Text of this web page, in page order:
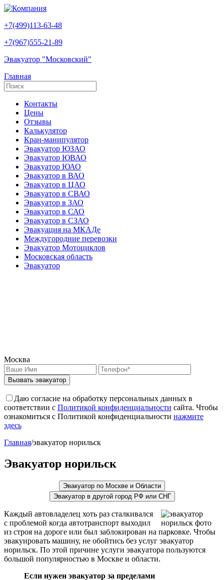
+7(499)113-63-48
+7(967)555-21-89
Эвакуатор "Московский"
Главная
Контакты
Цены
Отзывы
Калькулятор
Кран-манипулятор
Эвакуатор ЮЗАО
Эвакуатор ЮВАО
Эвакуатор ЮАО
Эвакуатор в ВАО
Эвакуатор в ЦАО
Эвакуатор в СВАО
Эвакуатор в ЗАО
Эвакуатор в САО
Эвакуатор в СЗАО
Эвакуация на МКАДе
Междугородние перевозки
Эвакуатор Мотоциклов
Московская область
Эвакуатор
Москва
Вызвать эвакуатор
Даю согласие на обработку персональных данных в
соответствии с Политикой конфиденциальности сайта. Чтобы
ознакомиться с Политикой конфиденциальности нажмите
здесь
Главная/эвакуатор норильск
Эвакуатор норильск
Эвакуатор по Москве и Области
Эвакуатор в другой город РФ или СНГ
Каждый автовладелец хоть раз сталкивался
с проблемой когда автотранспорт выходил
из строя на дороге или был заблокирован на парковке. Чтобы
эвакуировать машину, не обойтись без услуг эвакуатор
норильск. По этой причине услуги эвакуатора пользуются
большой популярностью в Москве и области.
Если нужен эвакуатор за пределами